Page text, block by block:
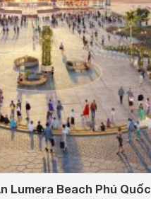
Lumera Beach Phú Quốc